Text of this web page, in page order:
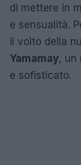
di mettere in
e sensualità.
il volto della
Yamamay, un
e sofisticato.